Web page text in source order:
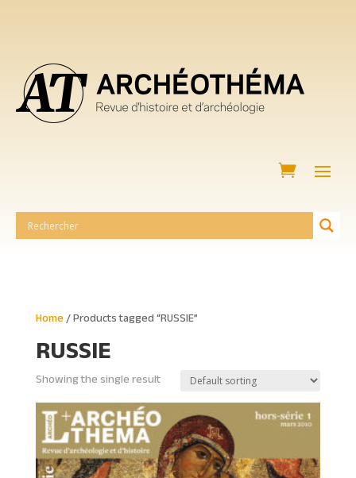
Home / Products tagged “RUSSIE”
RUSSIE
Showing the single result